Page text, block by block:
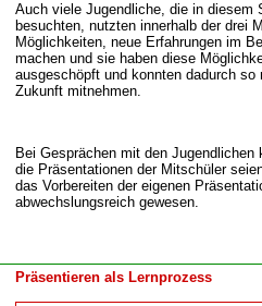
Auch viele Jugendliche, die in diesem
besuchten, nutzten innerhalb der drei
Möglichkeiten, neue Erfahrungen im
machen und sie haben diese
ausgeschöpft und konnten dadurch
Zukunft mitnehmen.
Bei Gesprächen mit den
die Präsentationen der Mitschüler
das Vorbereiten der eigenen
abwechslungsreich gewesen.
Präsentieren als Lernprozess